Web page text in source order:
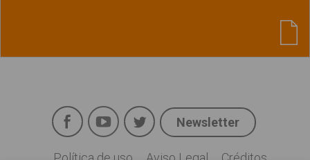
Social
FacebookYouTubeTwitter
Newsletter